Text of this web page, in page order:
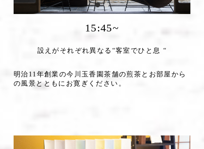
15:45~
設えがそれぞれ異なる“客室でひと息 “
明治11年創業の今川玉香園茶舗の煎茶とお部屋から
の風景とともにお寛ぎください。